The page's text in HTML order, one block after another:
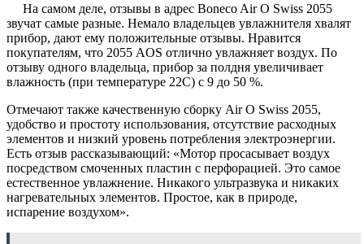
На самом деле, отзывы в адрес Boneco Air O Swiss 2055
звучат самые разные. Немало владельцев увлажнителя хвалят
прибор, дают ему положительные отзывы. Нравится
покупателям, что 2055 AOS отлично увлажняет воздух. По
отзыву одного владельца, прибор за полдня увеличивает
влажность (при температуре 22С) с 9 до 50 %.
Отмечают также качественную сборку Air O Swiss 2055,
удобство и простоту использования, отсутствие расходных
элементов и низкий уровень потребления электроэнергии.
Есть отзыв рассказывающий: «Мотор просасывает воздух
посредством смоченных пластин с перфорацией. Это самое
естественное увлажнение. Никакого ультразвука и никаких
нагревательных элементов. Простое, как в природе,
испарение воздухом».